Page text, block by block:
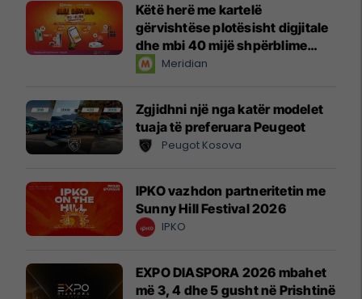
Këtë herë me kartelë
gërvishtëse plotësisht digjitale
dhe mbi 40 mijë shpërblime
instant!Meridian
Zgjidhni një nga katër modelet
tuaja të preferuara Peugeot
Peugot Kosova
IPKO vazhdon partneritetin me
Sunny Hill Festival 2026
IPKO
EXPO DIASPORA 2026 mbahet
më 3, 4 dhe 5 gusht në Prishtinë